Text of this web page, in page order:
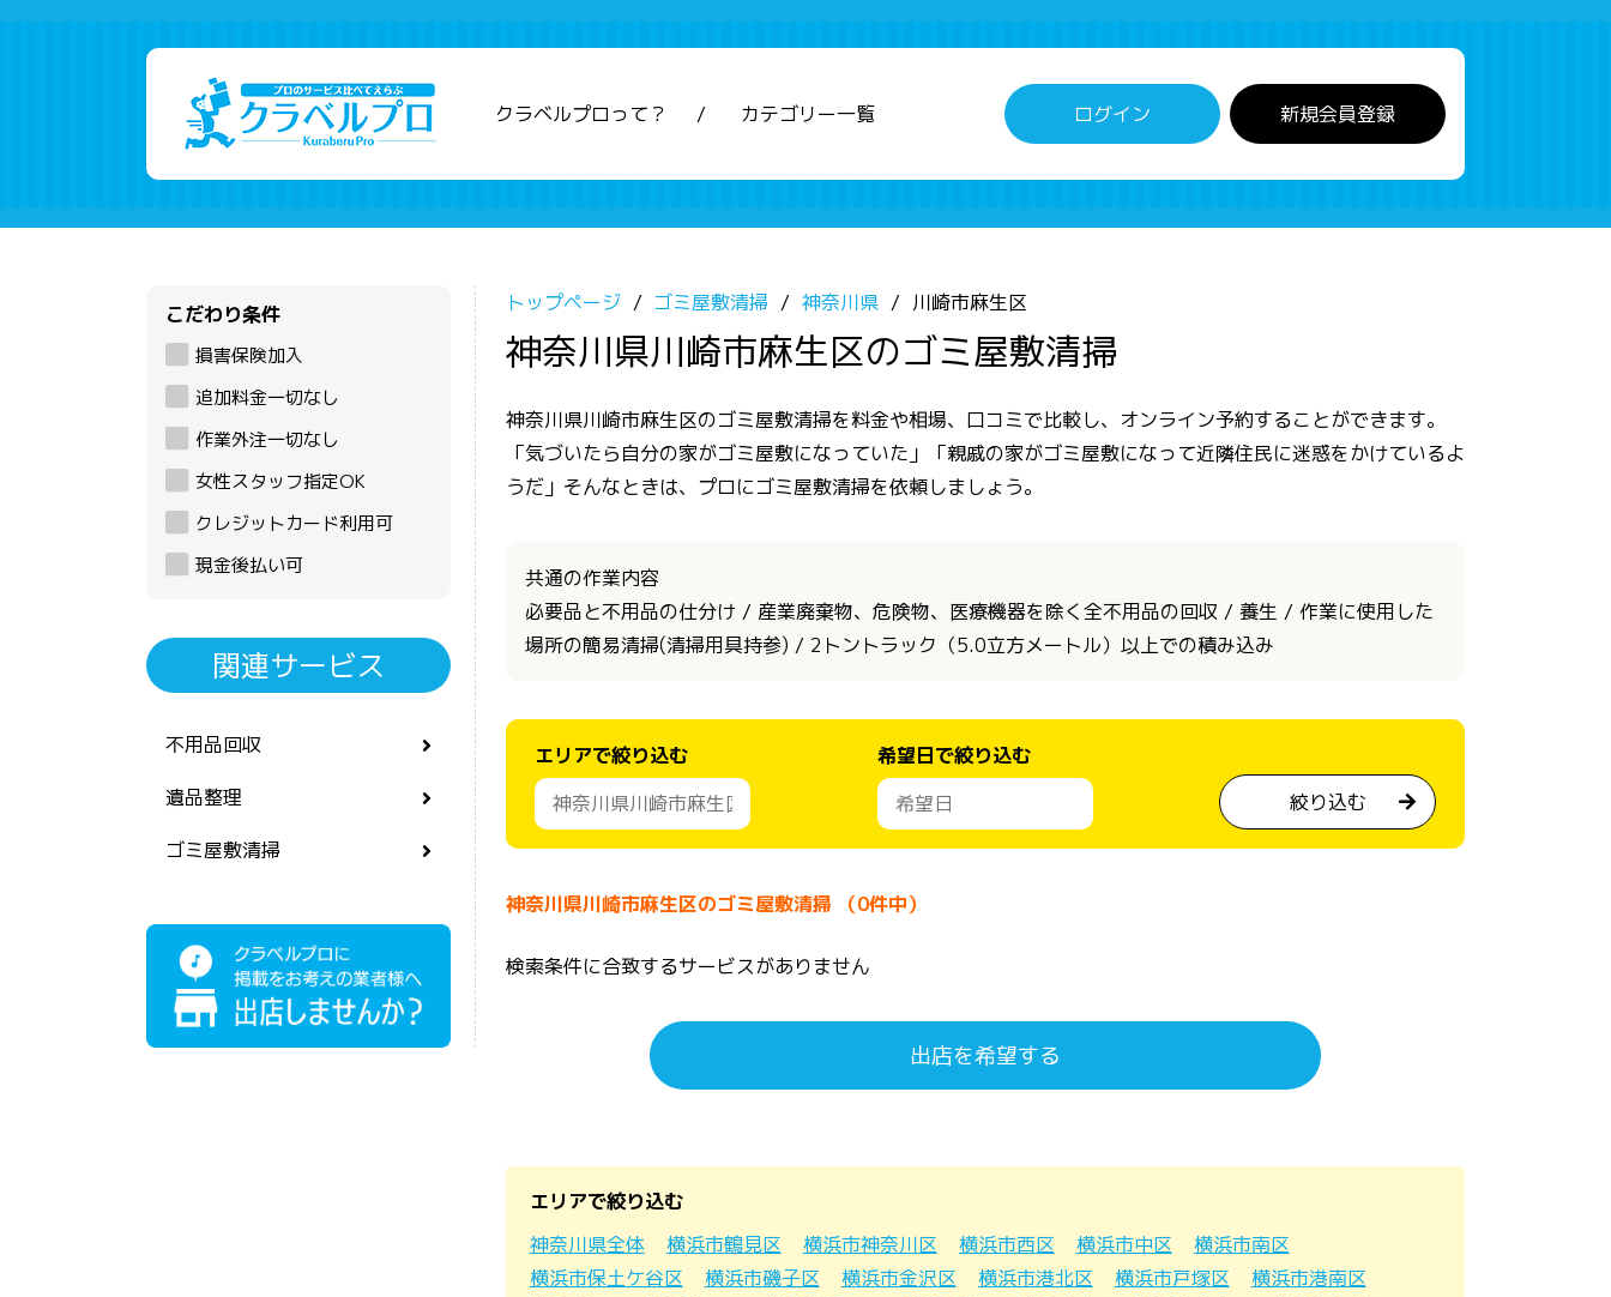
クラベルプロって？ カテゴリー一覧 ログイン 新規会員登録
トップページ ゴミ屋敷清掃 神奈川県 川崎市麻生区
神奈川県川崎市麻生区のゴミ屋敷清掃
神奈川県川崎市麻生区のゴミ屋敷清掃を料金や相場、口コミで比較し、オンライン予約することができます。
「気づいたら自分の家がゴミ屋敷になっていた」「親戚の家がゴミ屋敷になって近隣住民に迷惑をかけているよ
うだ」そんなときは、プロにゴミ屋敷清掃を依頼しましょう。
共通の作業内容
必要品と不用品の仕分け / 産業廃棄物、危険物、医療機器を除く全不用品の回収 / 養生 / 作業に使用した
場所の簡易清掃(清掃用具持参) / 2トントラック（5.0立方メートル）以上での積み込み
エリアで絞り込む
希望日で絞り込む
絞り込む
神奈川県川崎市麻生区のゴミ屋敷清掃 （0件中）
検索条件に合致するサービスがありません
出店を希望する
エリアで絞り込む
神奈川県全体
横浜市鶴見区 横浜市神奈川区 横浜市西区 横浜市中区
横浜市南区
横浜市保土ケ谷区
横浜市磯子区 横浜市金沢区 横浜市港北区 横浜市戸塚区
横浜市港南区
こだわり条件
損害保険加入
追加料金一切なし
作業外注一切なし
女性スタッフ指定OK
クレジットカード利用可
現金後払い可
関連サービス
不用品回収
遺品整理
ゴミ屋敷清掃